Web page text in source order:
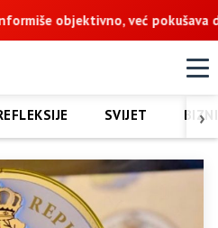
da ospori vodovod na Vučijaku
›
SVIJET